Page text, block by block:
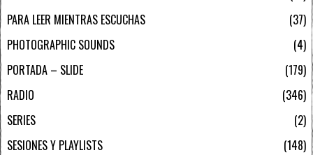
PARA LEER MIENTRAS ESCUCHAS
37
PHOTOGRAPHIC SOUNDS
4
PORTADA – SLIDE
179
RADIO
346
SERIES
2
SESIONES Y PLAYLISTS
148